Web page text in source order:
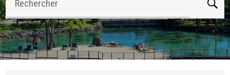
Rechercher